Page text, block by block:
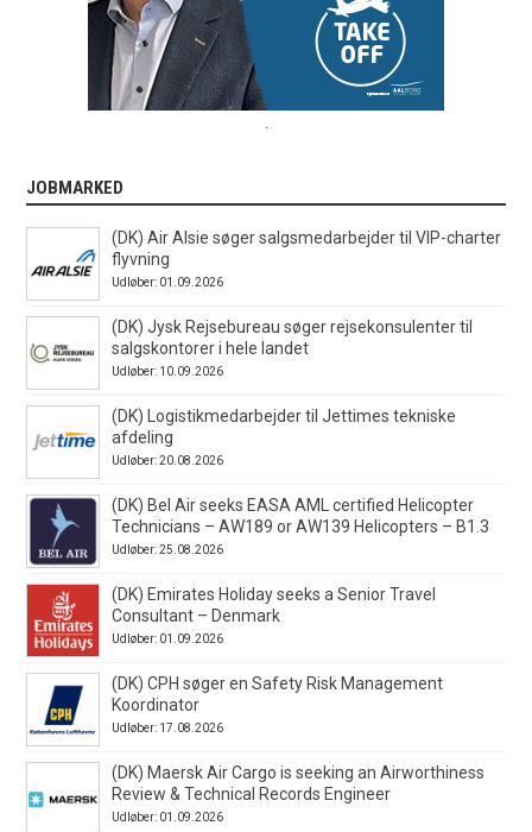
JOBMARKED
(DK) Air Alsie søger salgsmedarbejder til VIP-charter
flyvning
Udløber: 01.09.2026
(DK) Jysk Rejsebureau søger rejsekonsulenter til
salgskontorer i hele landet
Udløber: 10.09.2026
(DK) Logistikmedarbejder til Jettimes tekniske
afdeling
Udløber: 20.08.2026
(DK) Bel Air seeks EASA AML certified Helicopter
Technicians – AW189 or AW139 Helicopters – B1.3
Udløber: 25.08.2026
(DK) Emirates Holiday seeks a Senior Travel
Consultant – Denmark
Udløber: 01.09.2026
(DK) CPH søger en Safety Risk Management
Koordinator
Udløber: 17.08.2026
(DK) Maersk Air Cargo is seeking an Airworthiness
Review & Technical Records Engineer
Udløber: 01.09.2026